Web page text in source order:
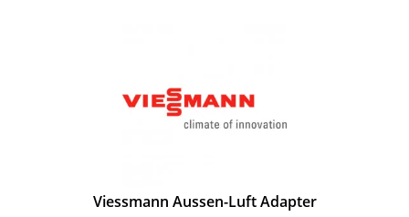
Viessmann Aussen-Luft Adapter